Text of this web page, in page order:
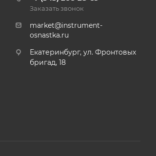
Заказать звонок
market@instrument-
osnastka.ru
Екатеринбург, ул. Фронтовых
бригад, 18